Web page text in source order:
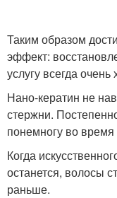
Таким образом
эффект:
услугу всегда
Нано-кератин не
стержни.
понемногу во
Когда
останется, волосы
раньше.